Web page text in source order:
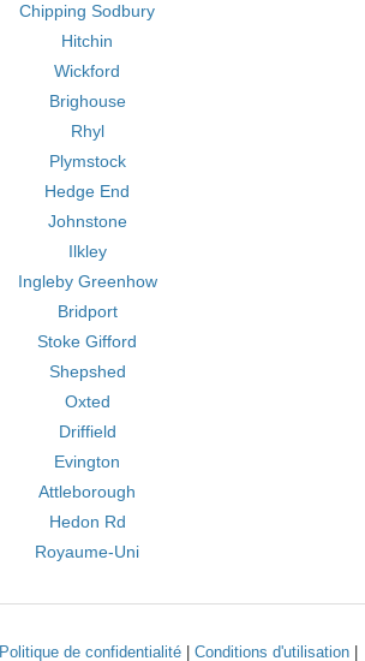
Chipping Sodbury
Hitchin
Wickford
Brighouse
Rhyl
Plymstock
Hedge End
Johnstone
Ilkley
Ingleby Greenhow
Bridport
Stoke Gifford
Shepshed
Oxted
Driffield
Evington
Attleborough
Hedon Rd
Royaume-Uni
Politique de confidentialité| Conditions d'utilisation|